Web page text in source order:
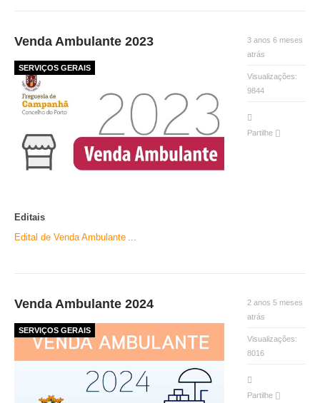
Venda Ambulante 2023
SERVIÇOS GERAIS
Editais
Edital de Venda Ambulante
3 anos 6 meses
atrás
Visualizações:
9844
Partilhe
Venda Ambulante 2024
SERVIÇOS GERAIS
2 anos 5 meses
atrás
Visualizações:
8016
Partilhe